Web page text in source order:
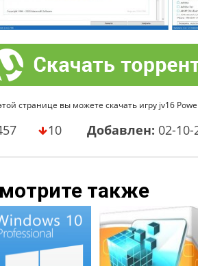
странице вы можете скачать игру jv16
10 Добавлен: 02-10-
также